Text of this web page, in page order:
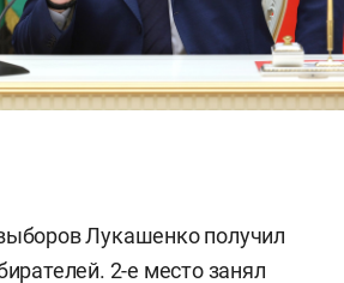
Лукашенко получил
2-е место занял